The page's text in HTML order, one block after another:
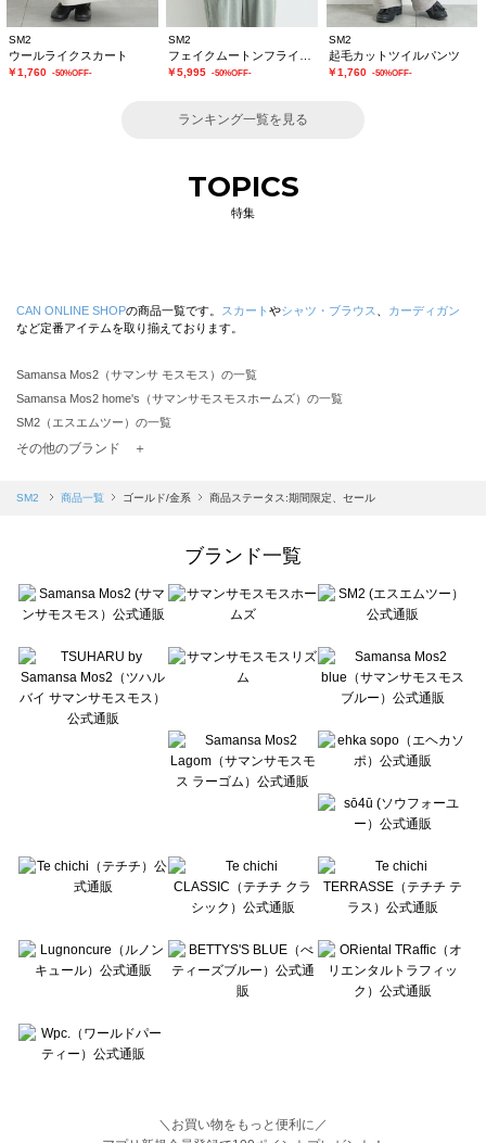
SM2
ウールライクスカート
￥1,760 -50%OFF-
SM2
￥5,995 -50%OFF-
SM2
起毛カットツイルパンツ
￥1,760 -50%OFF-
ランキング一覧を見る
TOPICS
特集
CAN ONLINE SHOPの商品一覧です。 スカート やシャツ・ブラウス
カーディガン
など定番アイテムを取り揃えております。
Samansa Mos2（サマンサ モスモス）の一覧
Samansa Mos2 home's（サマンサモスモスホームズ）の一覧
SM2（エスエムツー）の一覧
TSUHARU by Samansa Mos2（ツハルバイサマンサモスモス）の一覧
Samansa Mos2 blue（サマンサモスモス ブルー）の一覧
Te chichi（テチチ）の一覧
Te chichi CLASSIC（テチチ クラシック）の一覧
Lugnoncure（ルノンキュール）の一覧
BETTY'S BLUE（べティーズブルー）の一覧
Wpc.（ワールドパーティー）の一覧
その他のブランド ＋
SM2 商品一覧 ゴールド/金系 商品ステータス:期間限定、セール
ブランド一覧
＼お買い物をもっと便利に／